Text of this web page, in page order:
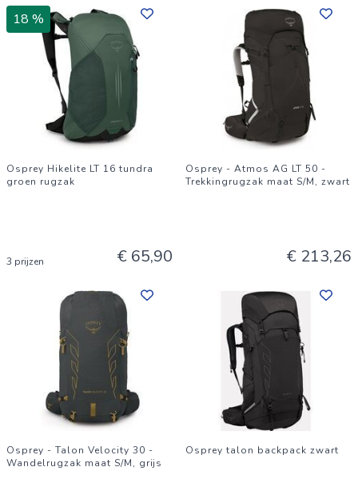
18 %
Osprey Hikelite LT 16 tundra
groen rugzak
3 prijzen € 65,90
Osprey - Atmos AG LT 50 -
Trekkingrugzak maat S/M, zwart
€ 213,26
Osprey - Talon Velocity 30 -
Wandelrugzak maat S/M, grijs
Osprey talon backpack zwart